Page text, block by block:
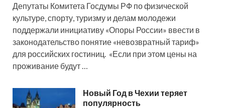
Депутаты Комитета Госдумы РФ по физической
культуре, спорту, туризму и делам молодежи
поддержали инициативу «Опоры России» ввести в
законодательство понятие «невозвратный тариф»
для российских гостиниц. «Если при этом цены на
проживание будут …
Новый Год в Чехии теряет
популярность